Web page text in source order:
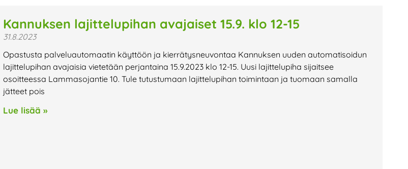
Kannuksen lajittelupihan avajaiset 15.9. klo 12-15
31.8.2023
Opastusta palveluautomaatin käyttöön ja kierrätysneuvontaa Kannuksen uuden automatisoidun
lajittelupihan avajaisia vietetään perjantaina 15.9.2023 klo 12-15. Uusi lajittelupiha sijaitsee
osoitteessa Lammasojantie 10. Tule tutustumaan lajittelupihan toimintaan ja tuomaan samalla
jätteet pois
Lue lisää »